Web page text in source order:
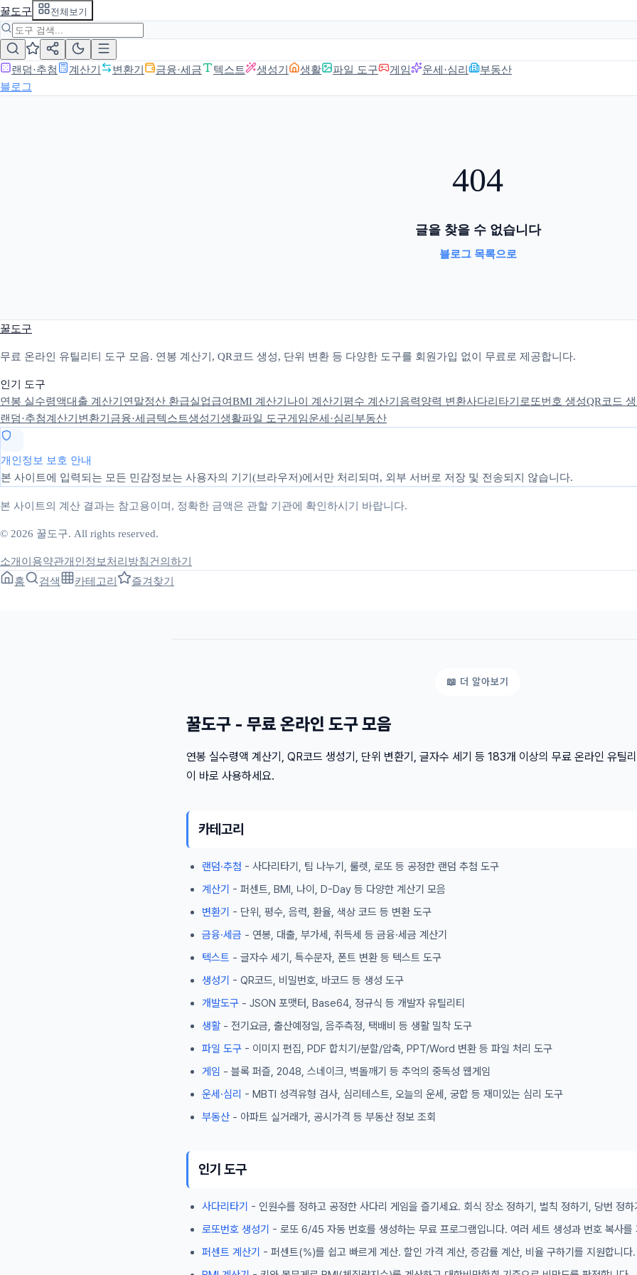
꿀도구 전체보기
랜덤·추첨 계산기 변환기 금융·세금 텍스트 생성기 생활 파일 도구 게임 운세·심리
부동산
블로그
404
글을 찾을 수 없습니다
블로그 목록으로
꿀도구
무료 온라인 유틸리티 도구 모음. 연봉 계산기, QR코드 생성, 단위 변환 등 다양한 도구를 회원가입 없이 무료로 제공합니다.
인기 도구
연봉 실수령액대출 계산기 연말정산 환급실업급여BMI 계산기 나이 계산기 평수 계산기 음력양력 변환사다리타기 로또번호 생성QR코드
랜덤·추첨계산기 변환기 금융·세금텍스트생성기 생활파일 도구게임운세·심리 부동산
개인정보 보호 안내
본 사이트에 입력되는 모든 민감정보는 사용자의 기기(브라우저)에서만 처리되며, 외부 서버로 저장 및 전송되지 않습니다.
본 사이트의 계산 결과는 참고용이며, 정확한 금액은 관할 기관에 확인하시기 바랍니다.
© 2026 꿀도구. All rights reserved.
소개 이용약관개인정보처리방침건의하기
홈
검색 카테고리 즐겨찾기
꿀도구 - 무료 온라인 도구 모음
연봉 실수령액 계산기, QR코드 생성기, 단위 변환기, 글자수 세기 등 183개 이상의 무료 온라인 유틸
이 바로 사용하세요.
카테고리
랜덤·추첨 - 사다리타기, 팀 나누기, 룰렛, 로또 등 공정한 랜덤 추첨 도구
계산기 - 퍼센트, BMI, 나이, D-Day 등 다양한 계산기 모음
변환기 - 단위, 평수, 음력, 환율, 색상 코드 등 변환 도구
금융·세금 - 연봉, 대출, 부가세, 취득세 등 금융·세금 계산기
텍스트 - 글자수 세기, 특수문자, 폰트 변환 등 텍스트 도구
생성기 - QR코드, 비밀번호, 바코드 등 생성 도구
개발도구 - JSON 포맷터, Base64, 정규식 등 개발자 유틸리티
생활 - 전기요금, 출산예정일, 음주측정, 택배비 등 생활 밀착 도구
파일 도구 - 이미지 편집, PDF 합치기/분할/압축, PPT/Word 변환 등 파일 처리 도구
게임 - 블록 퍼즐, 2048, 스네이크, 벽돌깨기 등 추억의 중독성 웹게임
운세·심리 - MBTI 성격유형 검사, 심리테스트, 오늘의 운세, 궁합 등 재미있는 심리 도구
부동산 - 아파트 실거래가, 공시가격 등 부동산 정보 조회
인기 도구
사다리타기 - 인원수를 정하고 공정한 사다리 게임을 즐기세요. 회식 장소 정하기, 벌칙 정하기, 당번 정
로또번호 생성기 - 로또 6/45 자동 번호를 생성하는 무료 프로그램입니다. 여러 세트 생성과 번호 복사를
퍼센트 계산기 - 퍼센트(%)를 쉽고 빠르게 계산. 할인 가격 계산, 증감률 계산, 비율 구하기를 지원합니다.